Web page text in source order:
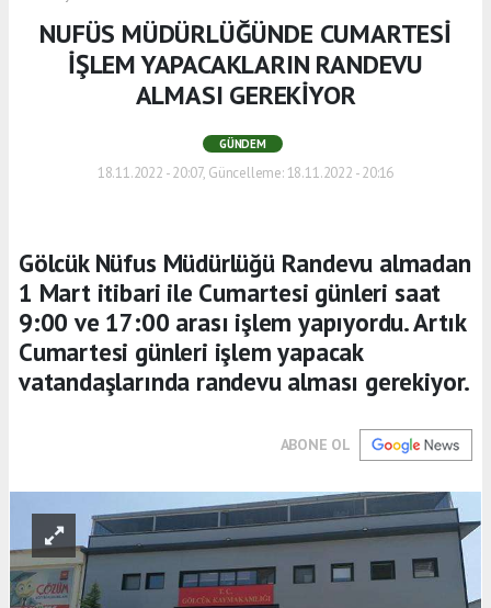
NUFÜS MÜDÜRLÜĞÜNDE CUMARTESİ
İŞLEM YAPACAKLARIN RANDEVU
ALMASI GEREKİYOR
GÜNDEM
18.11.2022 - 20:07, Güncelleme: 18.11.2022 - 20:16
Gölcük Nüfus Müdürlüğü Randevu almadan
1 Mart itibari ile Cumartesi günleri saat
9:00 ve 17:00 arası işlem yapıyordu. Artık
Cumartesi günleri işlem yapacak
vatandaşlarında randevu alması gerekiyor.
ABONE OL